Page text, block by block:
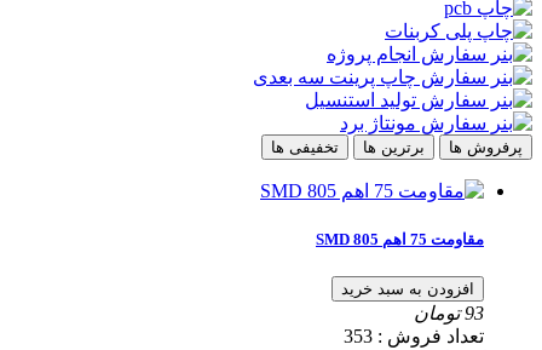
پرفروش ها برترین ها تخفیفی ها
مقاومت 75 اهم SMD 805
افزودن به سبد خرید
93 تومان
تعداد فروش : 353